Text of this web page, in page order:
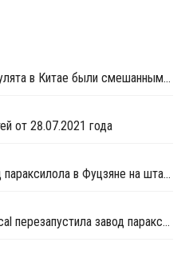
Цены бутылочного ПЭТ гранулята в Китае были смешанными в феврале
от 28.07.2021 года
FREP в июле загрузила завод параксилола в Фуцзяне на штатном уровне
Sinopec Shanghai Petrochemical перезапустила завод параксилола № 1 после планового ремонта